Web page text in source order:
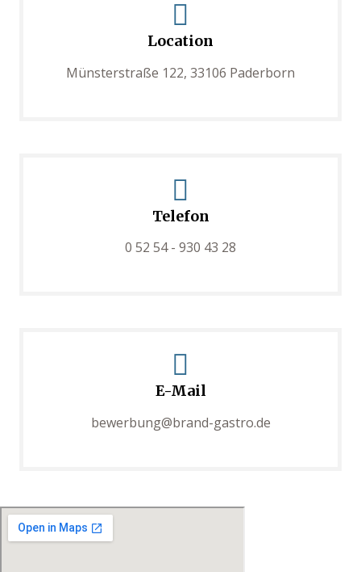
Location
Münsterstraße 122, 33106 Paderborn
Telefon
0 52 54 - 930 43 28
E-Mail
bewerbung@brand-gastro.de